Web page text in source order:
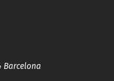
Barcelona